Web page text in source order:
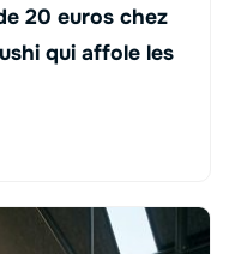
20 euros chez
qui affole les